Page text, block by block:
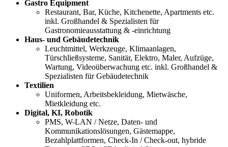
Gastro Equipment
Restaurant, Bar, Küche, Kitchenette, Apartments etc.
inkl. Großhandel & Spezialisten für
Gastronomieausstattung & -einrichtung
Haus- und Gebäudetechnik
Leuchtmittel, Werkzeuge, Klimaanlagen,
Türschließsysteme, Sanitär, Elektro, Maler, Aufzüge,
Wartung, Videoüberwachung etc. inkl. Großhandel &
Spezialisten für Gebäudetechnik
Textilien
Uniformen, Arbeitsbekleidung, Mietwäsche,
Mietkleidung etc.
Digital, KI, Robotik
PMS, W-LAN / Netze, Daten- und
Kommunikationslösungen, Gästemappe,
Bezahlplattformen, Check-In / Check-out, hybride